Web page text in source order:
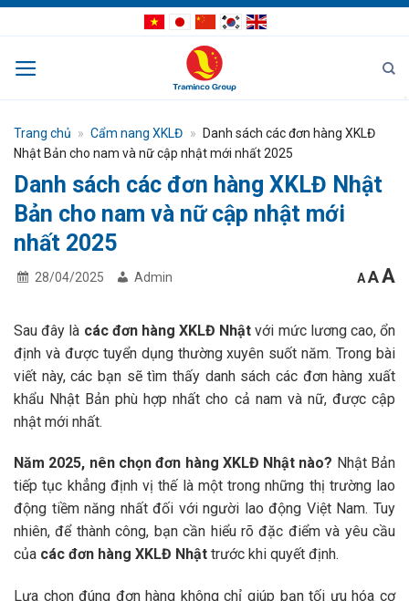
Bỏ
qua
dung
Trang chủ » Cẩm nang XKLĐ »
Danh sách các đơn hàng XKLĐ
Nhật Bản cho nam và nữ cập nhật mới nhất 2025
Danh sách các đơn hàng XKLĐ Nhật
Bản cho nam và nữ cập nhật mới
nhất 2025
28/04/2025 Admin Afont
size.
AA
Sau đây là các đơn hàng XKLĐ Nhật với mức lương cao, ổn
định và được tuyển dụng thường xuyên suốt năm. Trong bài
viết này, các bạn sẽ tìm thấy danh sách các đơn hàng xuất
khẩu Nhật Bản phù hợp nhất cho cả nam và nữ, được cập
nhật mới nhất.
Năm 2025, nên chọn đơn hàng XKLĐ Nhật nào? Nhật Bản
tiếp tục khẳng định vị thế là một trong những thị trường lao
động tiềm năng nhất đối với người lao động Việt Nam. Tuy
nhiên, để thành công, bạn cần hiểu rõ đặc điểm và yêu cầu
của các đơn hàng XKLĐ Nhật trước khi quyết định.
Lựa chọn đúng đơn hàng không chỉ giúp bạn tối ưu hóa cơ